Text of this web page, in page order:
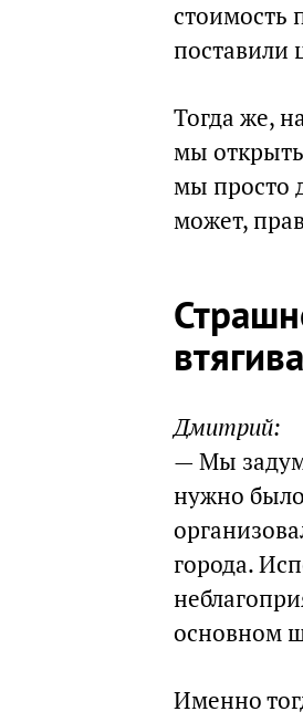
стоимость
поставили
Тогда же,
мы
мы просто
может,
Дмитрий:
— Мы
нужно было
города.
основном
Именно